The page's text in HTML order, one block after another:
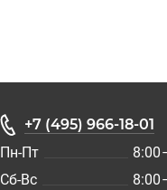
+7 (495) 966-18-01
Пн-Пт
Сб-Вс